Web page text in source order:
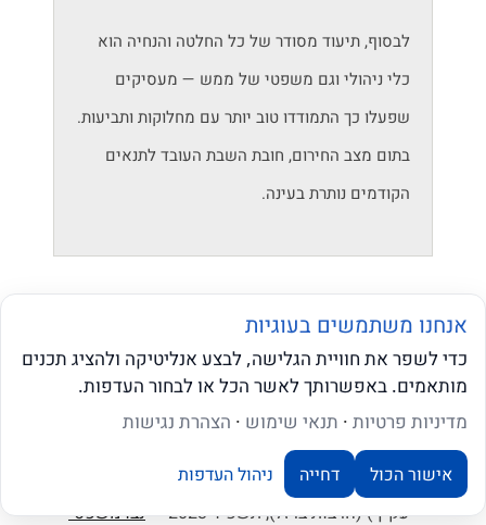
לבסוף, תיעוד מסודר של כל החלטה והנחיה הוא
כלי ניהולי וגם משפטי של ממש — מעסיקים
שפעלו כך התמודדו טוב יותר עם מחלוקות ותביעות.
בתום מצב החירום, חובת השבת העובד לתנאים
הקודמים נותרת בעינה.
ביבליוגרפיה ומקורות
חוק שירות עבודה בשעת-חירום, התשכ"ז-1967 —
נבו משפטי
תקנות מס רכוש וקרן פיצויים (נזק מלחמה ונזק
עקיף) (חרבות ברזל), תשפ"ד-2023 —
נבו משפטי
אנחנו משתמשים בעוגיות
כדי לשפר את חוויית הגלישה, לבצע אנליטיקה ולהציג תכנים
מותאמים. באפשרותך לאשר הכל או לבחור העדפות.
מדיניות פרטיות · תנאי שימוש · הצהרת נגישות
אישור הכול דחייה ניהול העדפות